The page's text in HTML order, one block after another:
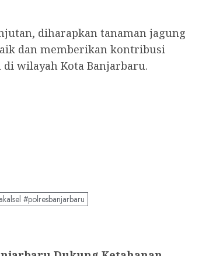
diharapkan tanaman jagung
dan memberikan kontribusi
wilayah Kota Banjarbaru.
#polresbanjarbaru